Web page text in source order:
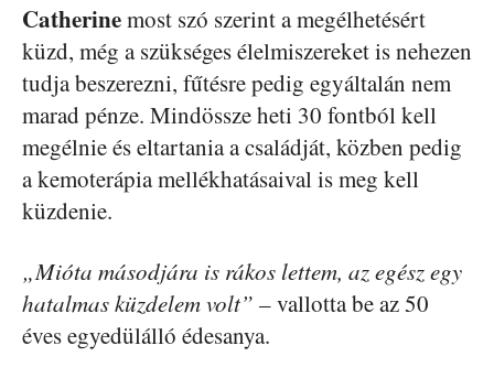
Catherinemost szó szerint a megélhetésért
küzd, még a szükséges élelmiszereket is nehezen
tudja beszerezni, fűtésre pedig egyáltalán nem
marad pénze. Mindössze heti 30 fontból kell
megélnie és eltartania a családját, közben pedig
a kemoterápia mellékhatásaival is meg kell
küzdenie.
„Mióta másodjára is rákos lettem, az egész egy
hatalmas küzdelem volt” – vallotta be az 50
éves egyedülálló édesanya.